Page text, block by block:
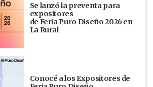
Se lanzó la preventa para
expositores
de Feria Puro Diseño 2026 en
La Rural
Conocé a los Expositores de